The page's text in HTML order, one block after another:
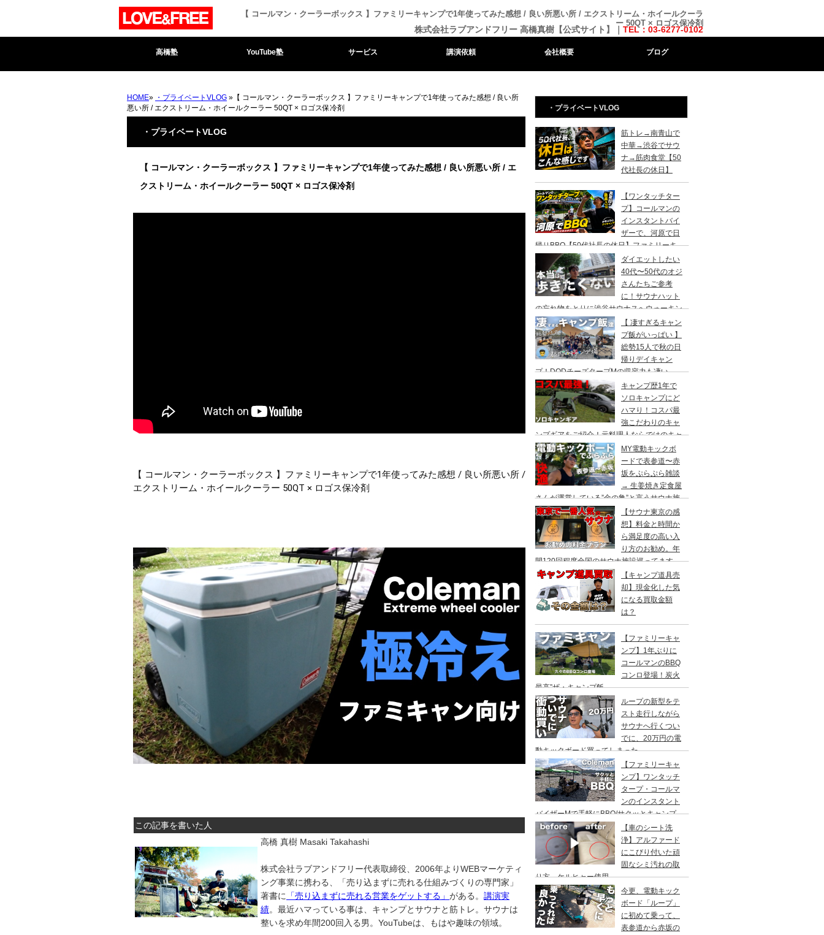
【 コールマン・クーラーボックス 】ファミリーキャンプで1年使ってみた感想 / 良い所悪い所 / エクストリーム・ホイールクーラ
ー 50QT × ロゴス保冷剤
株式会社ラブアンドフリー 高橋真樹【公式サイト】｜ TEL：03-6277-0102
高橋塾 YouTube塾 サービス 講演依頼 会社概要 ブログ
HOME» ・プライベートVLOG »【 コールマン・クーラーボックス 】ファミリーキャンプで1年使ってみた感想 / 良い所
悪い所 / エクストリーム・ホイールクーラー 50QT × ロゴス保冷剤
・プライベートVLOG
【 コールマン・クーラーボックス 】ファミリーキャンプで1年使ってみた感想 / 良い所悪い所 / エ
クストリーム・ホイールクーラー 50QT × ロゴス保冷剤
【 コールマン・クーラーボックス 】ファミリーキャンプで1年使ってみた感想 / 良い所悪い所 /
エクストリーム・ホイールクーラー 50QT × ロゴス保冷剤
この記事を書いた人
高橋 真樹 Masaki Takahashi
株式会社ラブアンドフリー代表取締役、2006年よりWEBマーケティ
ング事業に携わる、「売り込まずに売れる仕組みづくりの専門家」
著書に
「売り込まずに売れる営業をゲットする」 がある。 講演実
績。最近ハマっている事は、キャンプとサウナと筋トレ。サウナは
整いを求め年間200回入る男。YouTubeは、もはや趣味の領域。
・プライベートVLOG
筋トレ→南青山で
中華→渋谷でサウ
ナ→筋肉食堂【50
代社長の休日】
【ワンタッチター
プ】コールマンの
インスタントバイ
ザーで、河原で日
帰りBBQ【50代社長の休日】ファミリーキ
ャンプ初心者さんは、まずこのスタイルでデ
イキャンプがおすすめです。
ダイエットしたい
40代〜50代のオジ
さんたちご参考
に！サウナハット
の忘れ物をとりに渋谷サウナスへウォーキン
グ→ ランチはカレー食べに六本木のCoCo壱
番屋へ
【 凄すぎるキャン
プ飯がいっぱい 】
総勢15人で秋の日
帰りデイキャン
プ！DODチーズタープMの収容力も凄い。
都内のキャンプ場”秋川橋河川公園バーベキ
ューランド”
キャンプ歴1年で
ソロキャンプにど
ハマり！コスパ最
強こだわりのキャ
ンプギアをご紹介！元料理人ならではのキャ
ンプ飯も堪能。今回は、千葉県一番星キャン
プ場で雨キャンプでソログルキャンプ。
MY電動キックボ
ードで表参道〜赤
坂をぷらぷら雑談
→ 生姜焼き定食屋
さんが運営している”金の亀”と言うサウナ施
設へ行ってきました。
【サウナ東京の感
想】料金と時間か
ら満足度の高い入
り方のお勧め。年
間120回程度全国のサウナ施設巡ってます。
【キャンプ道具売
却】現金化した気
になる買取金額
は？
【ファミリーキャ
ンプ】1年ぶりに
コールマンのBBQ
コンロ登場！炭火
最高”ザ・キャンプ飯
ループの新型をテ
スト走行しながら
サウナへ行くつい
でに、20万円の電
動キックボード買ってしまった。
YADEA（ヤデア）
【ファミリーキャ
ンプ】ワンタッチ
タープ・コールマ
ンのインスタント
バイザーMで手軽にBBQ/サクッとキャンプ
レイアウト/ 都心から車で1時間/ 河原のキャ
ンプ場/秋川橋河川公園 バーベキューランド
【車のシート洗
浄】アルファード
にこびり付いた頑
固なシミ汚れの取
り方。ケルヒャー使用。
今更、電動キック
ボード「ループ」
に初めて乗って、
表参道から赤坂の